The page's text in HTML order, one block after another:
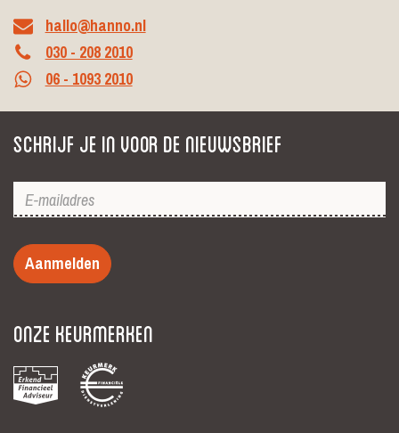
hallo@hanno.nl
030 - 208 2010
06 - 1093 2010
Schrijf je in voor de nieuwsbrief
Aanmelden
Onze keurmerken